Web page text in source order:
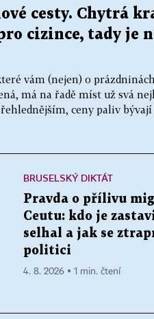
cesty. Chytrá
cizince, tady je
vám (nejen) o
má na řadě míst už svá
ceny paliv bývají
BRUSELSKÝ DIKTÁT
Pravda o přílivu
Ceutu: kdo je
selhal a jak se
politici
4. 8. 2026 ▪ 1 min. čtení